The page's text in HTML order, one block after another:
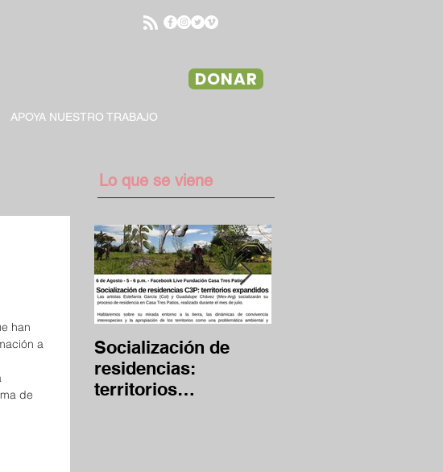
DONAR
APOYA NUESTRO TRABAJO
Lo que se viene
han
a
de
Socialización de
residencias:
territorios